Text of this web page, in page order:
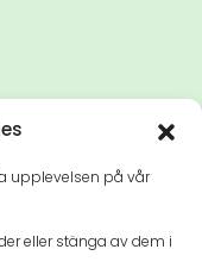
upplevelsen på vår
eller stänga av dem i